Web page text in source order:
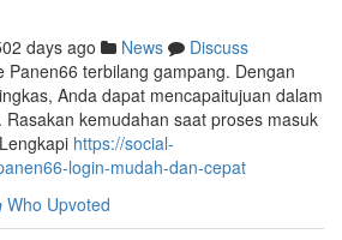
days ago News
Discuss
Panen66 terbilang gampang. Dengan
Anda dapat mencapaitujuan dalam
kemudahan saat proses masuk
https://social-
login-mudah-dan-cepat
Who Upvoted